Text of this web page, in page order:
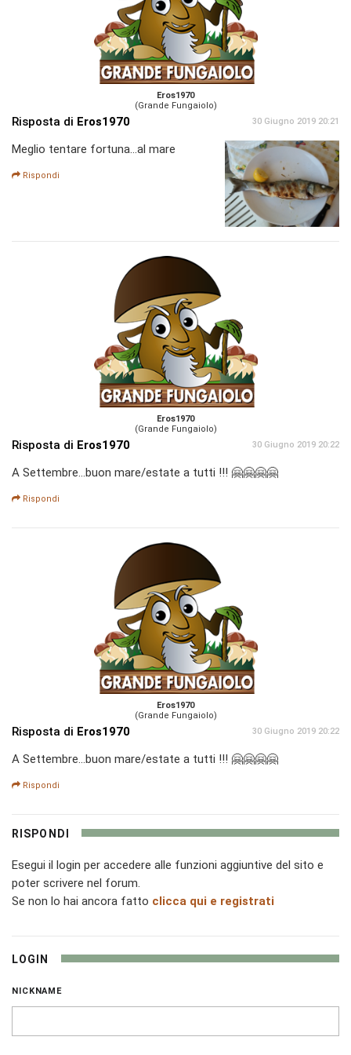
Eros1970
(Grande Fungaiolo)
Risposta di Eros1970 30 Giugno 2019 20:21
Meglio tentare fortuna...al mare
Rispondi
Eros1970
(Grande Fungaiolo)
Risposta di Eros1970 30 Giugno 2019 20:22
A Settembre...buon mare/estate a tutti !!! 🤗🤗🤗🤗
Rispondi
Eros1970
(Grande Fungaiolo)
Risposta di Eros1970 30 Giugno 2019 20:22
A Settembre...buon mare/estate a tutti !!! 🤗🤗🤗🤗
Rispondi
RISPONDI
Esegui il login per accedere alle funzioni aggiuntive del sito e
poter scrivere nel forum.
Se non lo hai ancora fatto clicca qui e registrati
LOGIN
NICKNAME